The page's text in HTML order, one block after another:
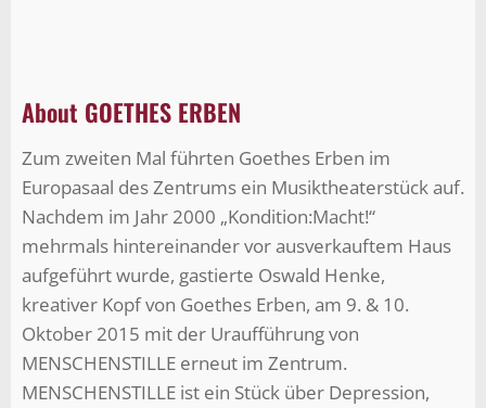
About GOETHES ERBEN
Zum zweiten Mal führten Goethes Erben im
Europasaal des Zentrums ein Musiktheaterstück auf.
Nachdem im Jahr 2000 „Kondition:Macht!“
mehrmals hintereinander vor ausverkauftem Haus
aufgeführt wurde, gastierte Oswald Henke,
kreativer Kopf von Goethes Erben, am 9. & 10.
Oktober 2015 mit der Uraufführung von
MENSCHENSTILLE erneut im Zentrum.
MENSCHENSTILLE ist ein Stück über Depression,